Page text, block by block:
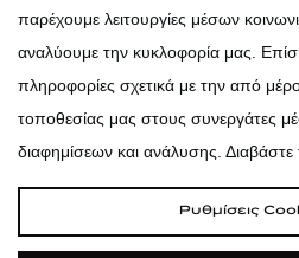
παρέχουμε λειτουργίες μέσων
αναλύουμε την κυκλοφορία μας.
πληροφορίες σχετικά με την από
τοποθεσίας μας στους συνεργάτες
διαφημίσεων και ανάλυσης. Διαβάστε
Ρυθμίσεις